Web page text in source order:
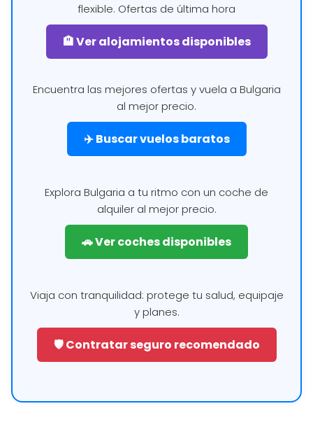
flexible. Ofertas de última hora
🏨 Ver alojamientos disponibles
Encuentra las mejores ofertas y vuela a Bulgaria
al mejor precio.
✈️ Buscar vuelos baratos
Explora Bulgaria a tu ritmo con un coche de
alquiler al mejor precio.
🚗 Ver coches disponibles
Viaja con tranquilidad: protege tu salud, equipaje
y planes.
🛡️ Contratar seguro recomendado